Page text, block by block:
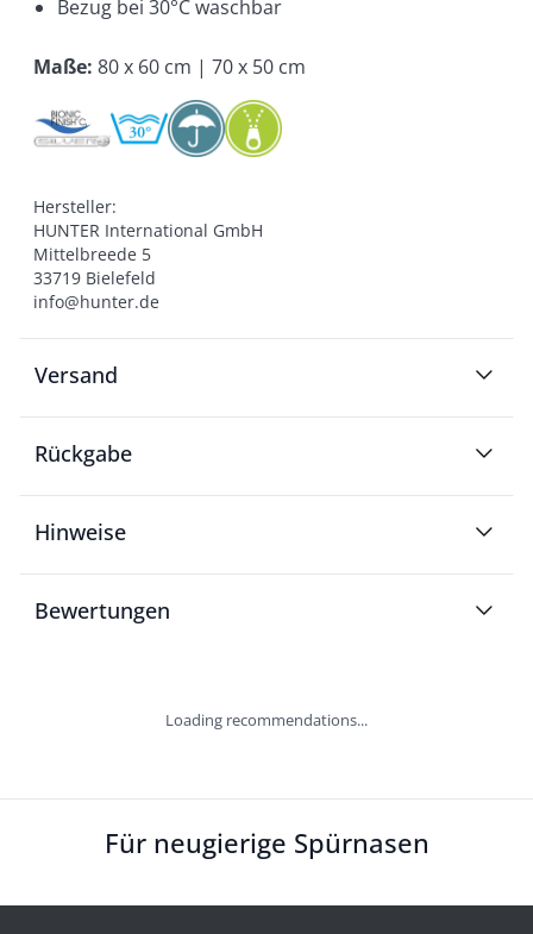
Bezug bei 30°C waschbar
Maße: 80 x 60 cm | 70 x 50 cm
Hersteller:
HUNTER International GmbH
Mittelbreede 5
33719 Bielefeld
info@hunter.de
Versand
Rückgabe
Hinweise
Bewertungen
Loading recommendations...
Für neugierige Spürnasen